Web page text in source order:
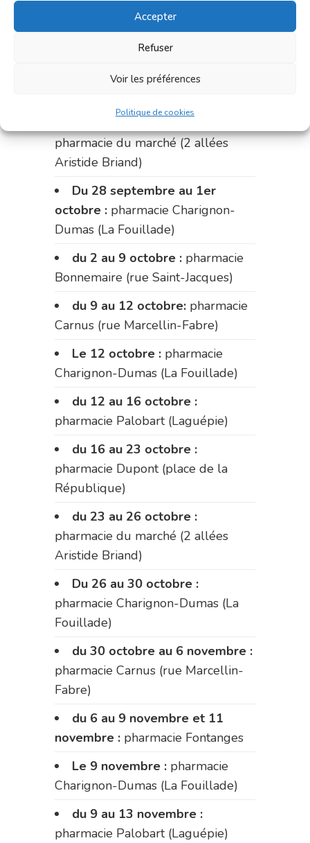
Accepter
Refuser
Voir les préférences
Politique de cookies
du 14 au 18 septembre :
pharmacie Palobart (Laguépie)
du 18 au 25 septembre :
pharmacie du marché (2 allées
Aristide Briand)
Du 28 septembre au 1er
octobre : pharmacie Charignon-
Dumas (La Fouillade)
du 2 au 9 octobre : pharmacie
Bonnemaire (rue Saint-Jacques)
du 9 au 12 octobre: pharmacie
Carnus (rue Marcellin-Fabre)
Le 12 octobre : pharmacie
Charignon-Dumas (La Fouillade)
du 12 au 16 octobre :
pharmacie Palobart (Laguépie)
du 16 au 23 octobre :
pharmacie Dupont (place de la
République)
du 23 au 26 octobre :
pharmacie du marché (2 allées
Aristide Briand)
Du 26 au 30 octobre :
pharmacie Charignon-Dumas (La
Fouillade)
du 30 octobre au 6 novembre :
pharmacie Carnus (rue Marcellin-
Fabre)
du 6 au 9 novembre et 11
novembre : pharmacie Fontanges
Le 9 novembre : pharmacie
Charignon-Dumas (La Fouillade)
du 9 au 13 novembre :
pharmacie Palobart (Laguépie)